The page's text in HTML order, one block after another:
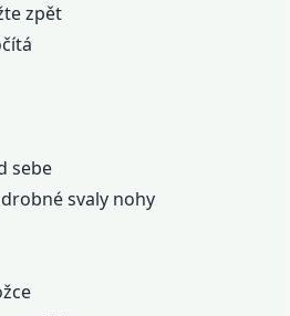
zpět
sebe
svaly nohy